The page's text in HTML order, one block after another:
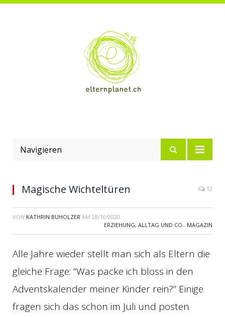
Navigieren
Magische Wichteltüren 12
VON KATHRIN BUHOLZER AM 28/10/2020
ERZIEHUNG, ALLTAG UND CO., MAGAZIN
Alle Jahre wieder stellt man sich als Eltern die
gleiche Frage: “Was packe ich bloss in den
Adventskalender meiner Kinder rein?” Einige
fragen sich das schon im Juli und posten